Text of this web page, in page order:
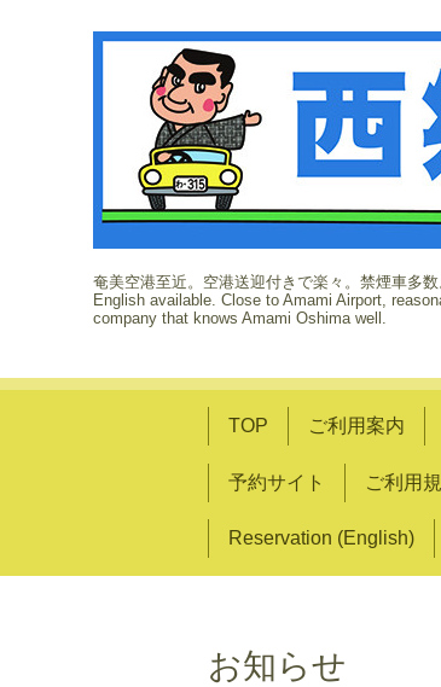
奄美空港至近。空港送迎付きで楽々。禁煙車多
English available. Close to Amami Airport,
company that knows Amami Oshima well.
TOP ご利用案内
予約サイト ご利用
Reservation (English)
お知らせ